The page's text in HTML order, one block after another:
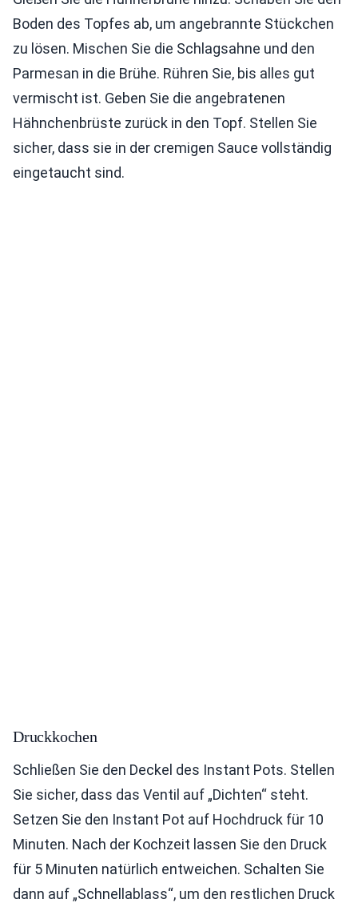
Boden des Topfes ab, um angebrannte Stückchen
zu lösen. Mischen Sie die Schlagsahne und den
Parmesan in die Brühe. Rühren Sie, bis alles gut
vermischt ist. Geben Sie die angebratenen
Hähnchenbrüste zurück in den Topf. Stellen Sie
sicher, dass sie in der cremigen Sauce vollständig
eingetaucht sind.
Druckkochen
Schließen Sie den Deckel des Instant Pots. Stellen
Sie sicher, dass das Ventil auf „Dichten“ steht.
Setzen Sie den Instant Pot auf Hochdruck für 10
Minuten. Nach der Kochzeit lassen Sie den Druck
für 5 Minuten natürlich entweichen. Schalten Sie
dann auf „Schnellablass“, um den restlichen Druck